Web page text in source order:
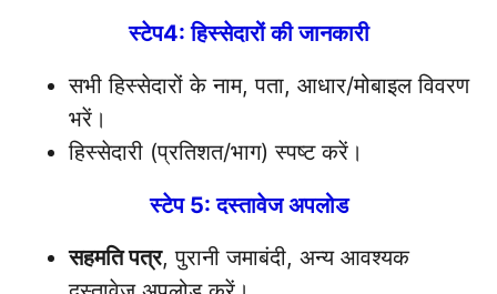
स्टेप4: हिस्सेदारों की जानकारी
सभी हिस्सेदारों के नाम, पता, आधार/मोबाइल विवरण
भरें।
हिस्सेदारी (प्रतिशत/भाग) स्पष्ट करें।
स्टेप 5: दस्तावेज अपलोड
सहमति पत्र, पुरानी जमाबंदी, अन्य आवश्यक